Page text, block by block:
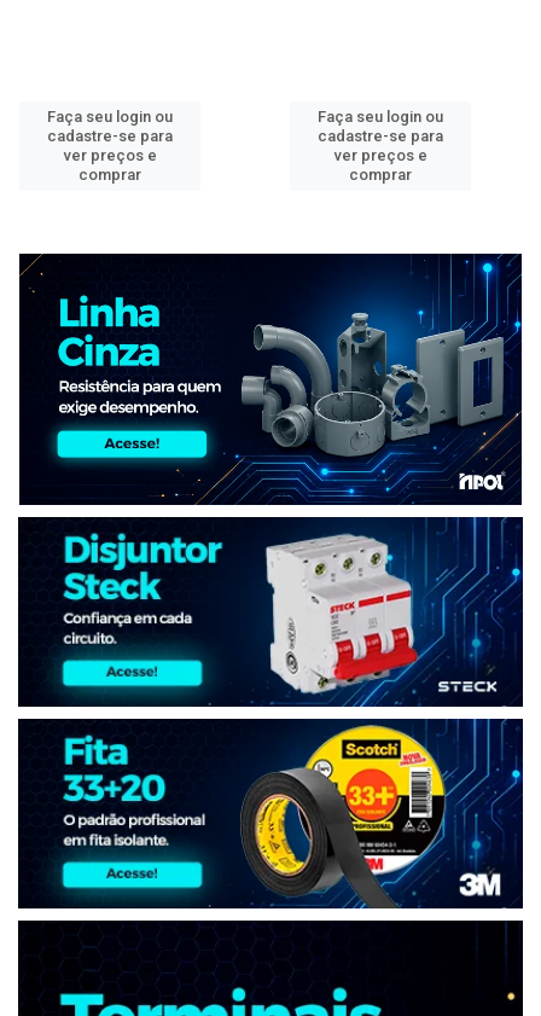
Faça seu login ou
cadastre-se para
ver preços e
comprar
Faça seu login ou
cadastre-se para
ver preços e
comprar